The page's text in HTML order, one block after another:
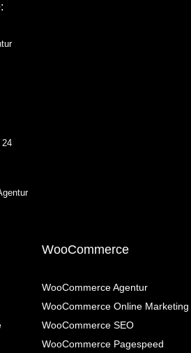
24
WooCommerce
WooCommerce Agentur
WooCommerce Online Marketing
WooCommerce SEO
WooCommerce Pagespeed